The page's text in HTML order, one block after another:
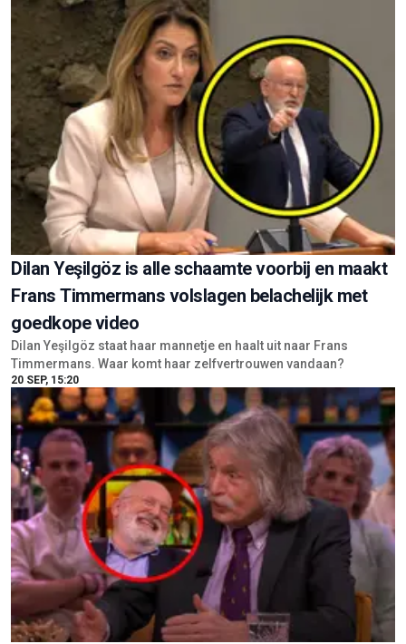
Dilan Yeşilgöz is alle schaamte voorbij en maakt
Frans Timmermans volslagen belachelijk met
goedkope video
Dilan Yeşilgöz staat haar mannetje en haalt uit naar Frans
Timmermans. Waar komt haar zelfvertrouwen vandaan?
20 SEP, 15:20